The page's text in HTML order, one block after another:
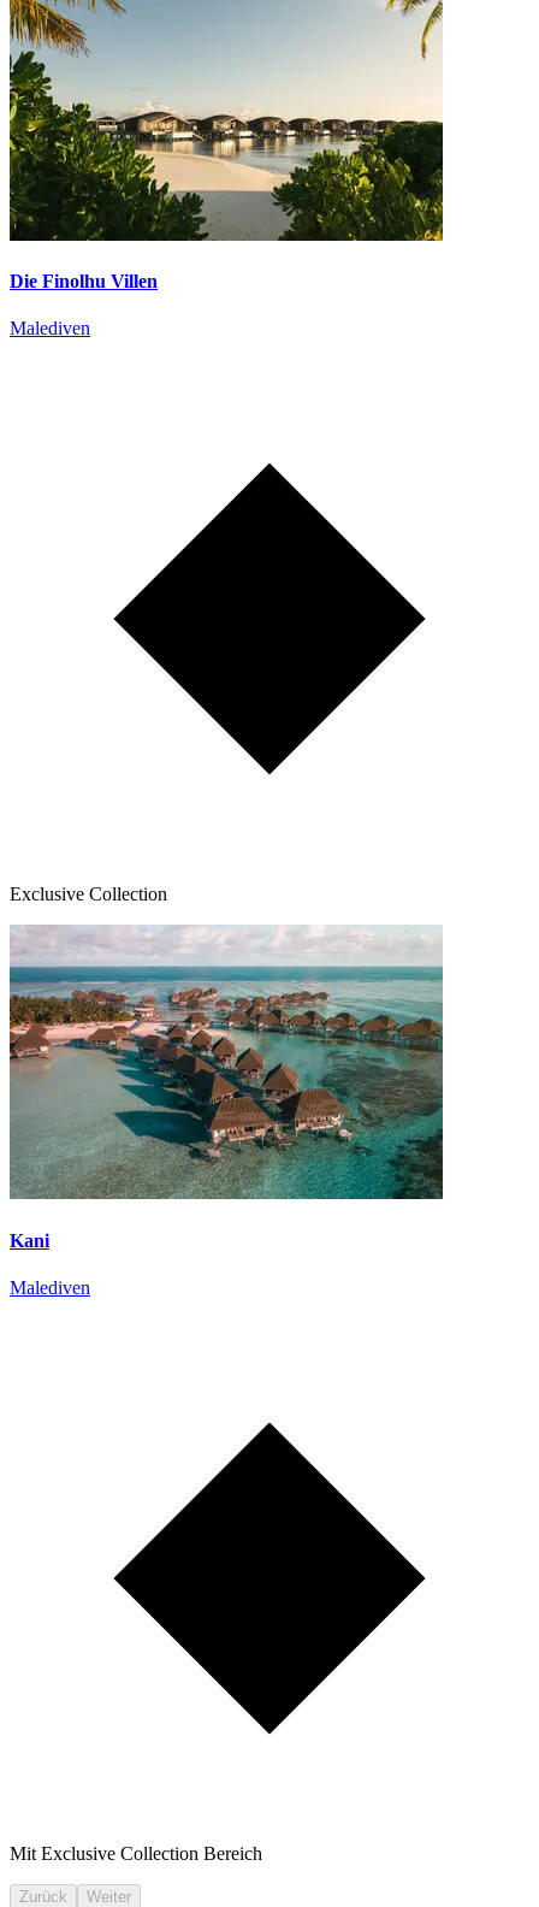
Die Finolhu Villen
Malediven
Exclusive Collection
Kani
Malediven
Mit Exclusive Collection Bereich
Zurück Weiter